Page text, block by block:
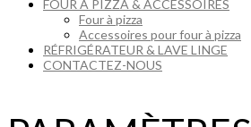
FOUR A PIZZA & ACCESSOIRES
Four à pizza
Accessoires pour four à pizza
RÉFRIGÉRATEUR & LAVE LINGE
CONTACTEZ-NOUS